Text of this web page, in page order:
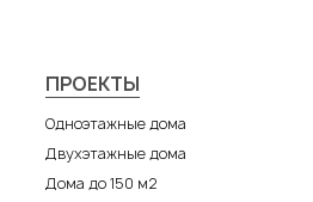
130 в д. Городище,
ПРОЕКТЫ
Одноэтажные дома
Двухэтажные дома
Дома до 150 м2